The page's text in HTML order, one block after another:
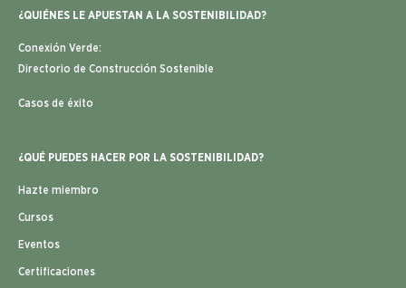
¿QUIÉNES LE APUESTAN A LA SOSTENIBILIDAD?
Conexión Verde:
Directorio de Construcción Sostenible
Casos de éxito
¿QUÉ PUEDES HACER POR LA SOSTENIBILIDAD?
Hazte miembro
Cursos
Eventos
Certificaciones